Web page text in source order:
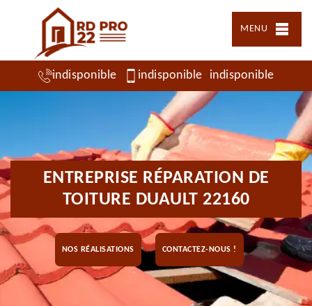
MENU
indisponible indisponible indisponible
ENTREPRISE RÉPARATION DE
TOITURE DUAULT 22160
NOS RÉALISATIONS CONTACTEZ-NOUS !